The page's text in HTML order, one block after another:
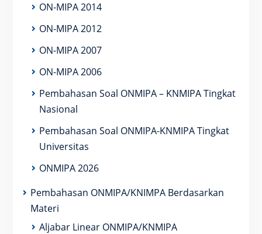
ON-MIPA 2014
ON-MIPA 2012
ON-MIPA 2007
ON-MIPA 2006
Pembahasan Soal ONMIPA – KNMIPA Tingkat
Nasional
Pembahasan Soal ONMIPA-KNMIPA Tingkat
Universitas
ONMIPA 2026
Pembahasan ONMIPA/KNIMPA Berdasarkan
Materi
Aljabar Linear ONMIPA/KNMIPA